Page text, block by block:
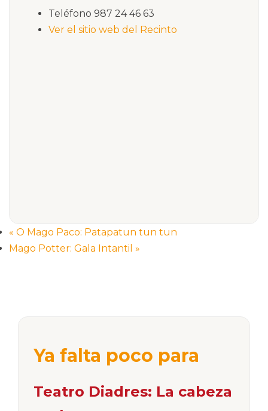
Teléfono 987 24 46 63
Ver el sitio web del Recinto
« O Mago Paco: Patapatun tun tun
Mago Potter: Gala Intantil »
Ya falta poco para
Teatro Diadres: La cabeza